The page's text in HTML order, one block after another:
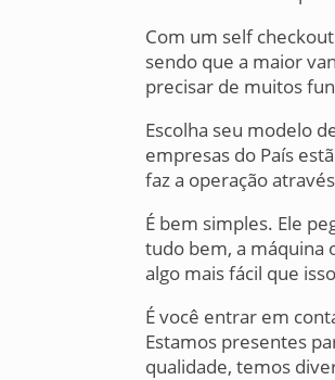
Com um self
sendo que a maior
precisar de muitos
Escolha seu modelo
empresas do País
faz a operação
É bem simples. Ele
tudo bem, a máquina
algo mais fácil que
É você entrar em
Estamos presentes
qualidade, temos